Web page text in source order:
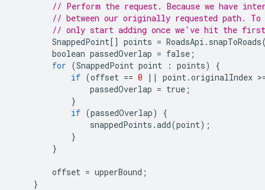
// Perform the request. Because we have
// between our originally requested path. To
// only start adding once we've hit the
SnappedPoint[] points = RoadsApi . snapToRoads
boolean passedOverlap = false ;
for (SnappedPoint point : points)
{
if (offset == 0 || point.originalIndex >
passedOverlap = true ;
}
if (passedOverlap)
{
snappedPoints .add(point);
}
}
offset = upperBound ;
}